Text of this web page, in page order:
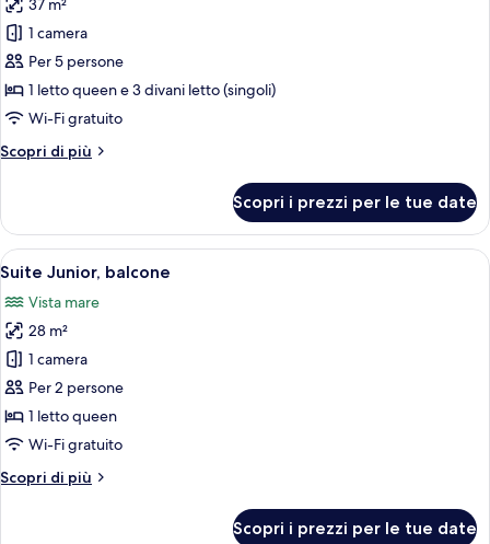
le
foto
per
Suite,
balcone
37 m²
1 camera
Per 5 persone
1 letto queen e 3 divani letto (singoli)
Wi-Fi gratuito
Scopri di più
Altri
balcone
Scopri i prezzi per le tue date
Apri
tutte
le
foto
per
Suite
Junior,
balcone
Una camera da letto con un letto,
26
Suite Junior, balcone
Vista mare
28 m²
1 camera
Per 2 persone
1 letto queen
Wi-Fi gratuito
Scopri di più
Altri
Scopri i prezzi per le tue date